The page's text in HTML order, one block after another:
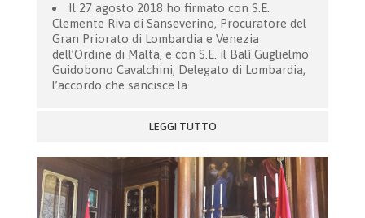
Il 27 agosto 2018 ho firmato con S.E.
Clemente Riva di Sanseverino, Procuratore del
Gran Priorato di Lombardia e Venezia
dell’Ordine di Malta, e con S.E. il Balì Guglielmo
Guidobono Cavalchini, Delegato di Lombardia,
l’accordo che sancisce la
LEGGI TUTTO